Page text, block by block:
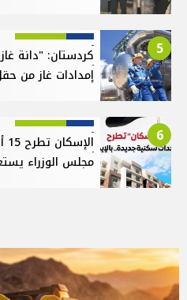
5
كردستان: "دانة
إمدادات غاز من
6
مجلس الوزراء